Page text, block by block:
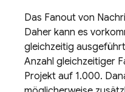
Das Fanout von
Daher kann es
gleichzeitig
Anzahl gleichzeitiger
Projekt auf 1.000.